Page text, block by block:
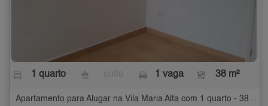
1 quarto 1 vaga 38 m²